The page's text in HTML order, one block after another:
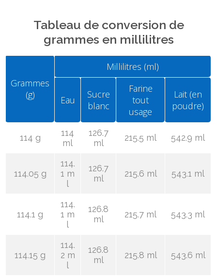
Tableau de conversion de
grammes en millilitres
Grammes
(g)
Millilitres (ml)
Eau
Sucre
blanc
Farine
tout
usage
Lait (en
poudre)
114 g
114
ml
126.7
ml
215.5 ml 542.9 ml
114.05 g
114.
1 m
l
126.7
ml
215.6 ml 543.1 ml
114.1 g
114.
1 m
l
126.8
ml
215.7 ml 543.3 ml
114.15 g
114.
2 m
l
126.8
ml
215.8 ml 543.6 ml